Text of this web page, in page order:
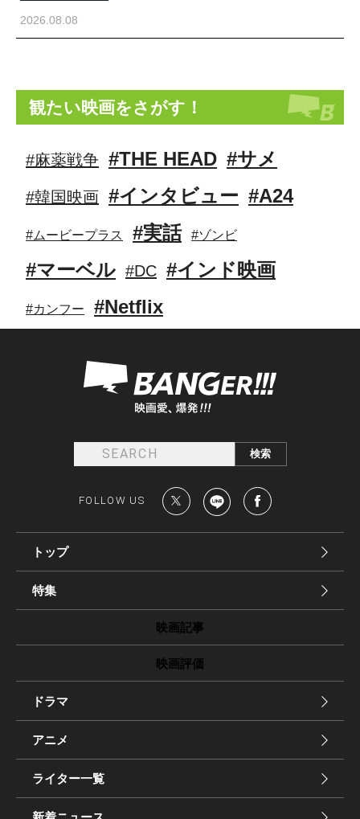
2026.08.08
観たい映画をさがす！
#麻薬戦争 #THE HEAD #サメ
#韓国映画 #インタビュー #A24
#ムービープラス #実話 #ゾンビ
#マーベル #DC #インド映画
#カンフー #Netflix
FOLLOW US
トップ
特集
映画記事
映画評価
ドラマ
アニメ
ライター一覧